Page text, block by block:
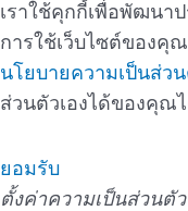
เราใช้คุกกี้เพื่อพัฒนา
การใช้เว็บไซต์ของคุ
นโยบายความเป็นส่ว
ส่วนตัวเองได้ของคุณ
ยอมรับ
ตั้งค่าความเป็นส่วนตัว